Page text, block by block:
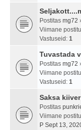
Postitas mg72
Viimane
Vastuseid: 1
Tuvastada
Postitas mg72
Viimane
Vastuseid: 1
Saksa
Postitas
Viimane
P Sept 13,